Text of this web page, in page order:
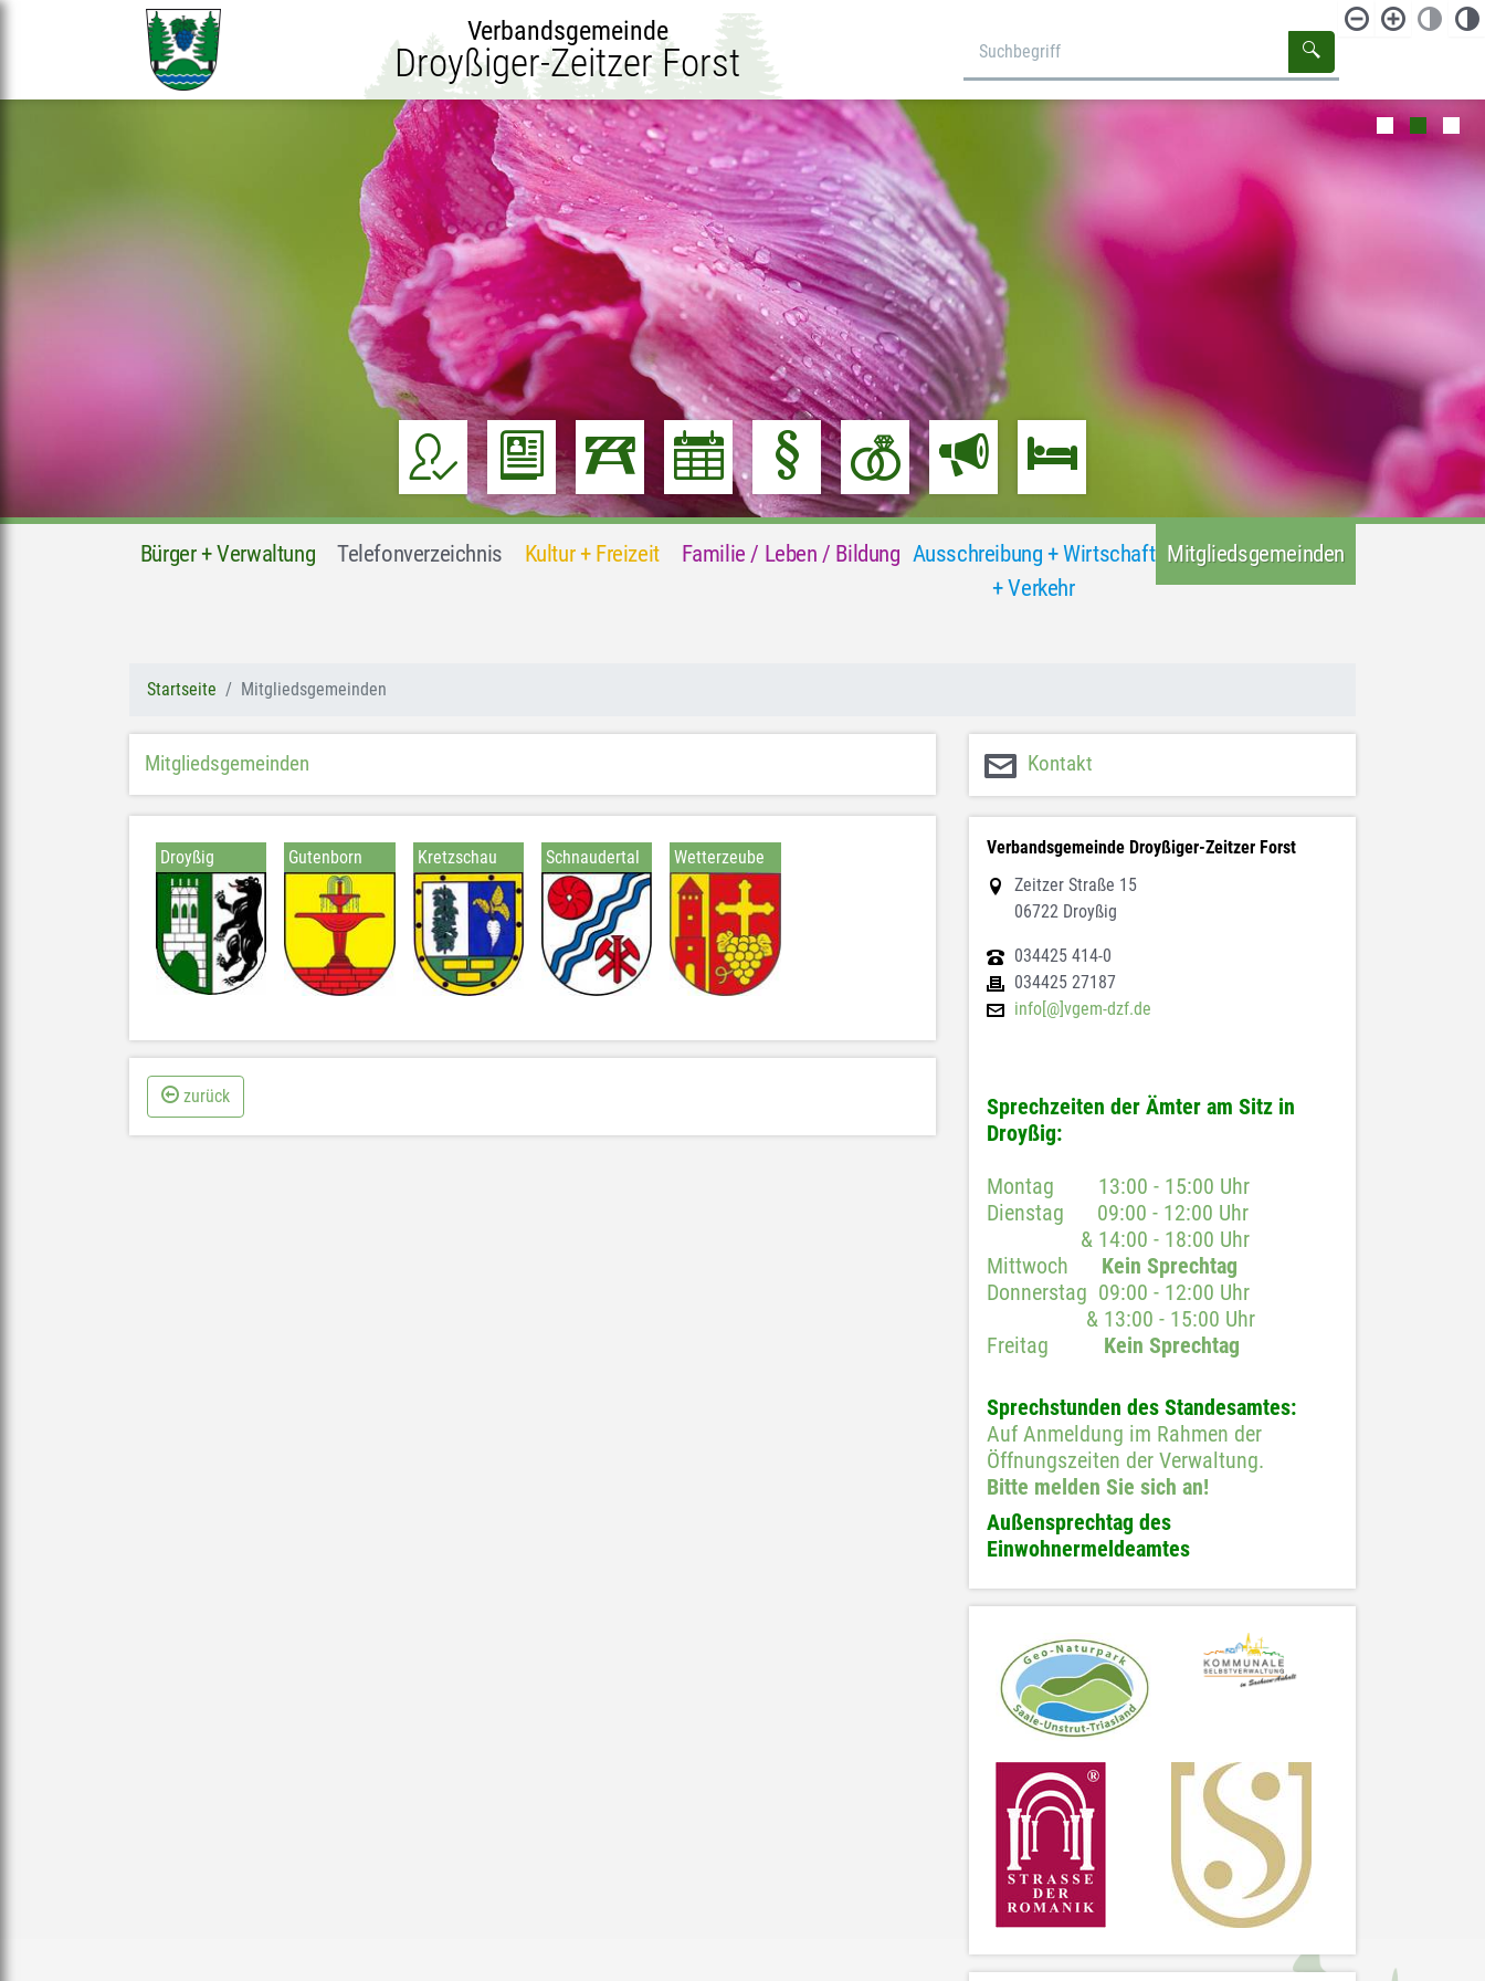
Verbandsgemeinde
Droyßiger-Zeitzer Forst
Bürger + Verwaltung Telefonverzeichnis Kultur + Freizeit Familie / Leben / Bildung Ausschreibung + Wirtschaft
+ Verkehr
Mitgliedsgemeinden
Startseite Mitgliedsgemeinden
Mitgliedsgemeinden
Droyßig Gutenborn Kretzschau Schnaudertal Wetterzeube
zurück
Kontakt
Verbandsgemeinde Droyßiger-Zeitzer Forst
Zeitzer Straße 15
06722 Droyßig
034425 414-0
034425 27187
info[@]vgem-dzf.de
Sprechzeiten der Ämter am Sitz in
Droyßig:
Montag 13:00 - 15:00 Uhr
Dienstag 09:00 - 12:00 Uhr
& 14:00 - 18:00 Uhr
Mittwoch Kein Sprechtag
Donnerstag 09:00 - 12:00 Uhr
& 13:00 - 15:00 Uhr
Freitag Kein Sprechtag
Sprechstunden des Standesamtes:
Auf Anmeldung im Rahmen der
Öffnungszeiten der Verwaltung.
Bitte melden Sie sich an!
Außensprechtag des
Einwohnermeldeamtes